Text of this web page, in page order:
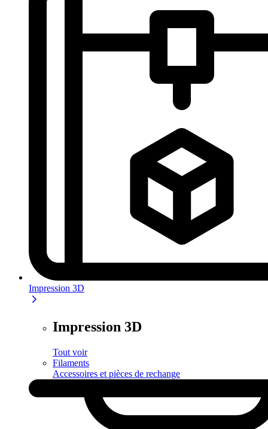
Impression 3D
Impression 3D
Tout voir
Filaments
Accessoires et pièces de rechange